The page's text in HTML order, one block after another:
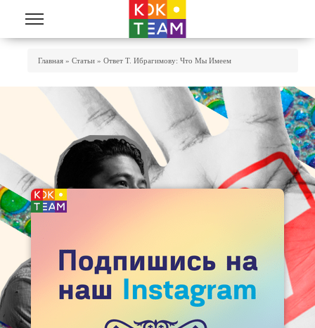
Перейти к основному содержанию
Главная » Статьи » Ответ Т. Ибрагимову: Что Мы Имеем